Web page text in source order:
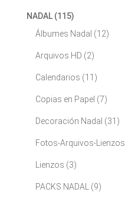
NADAL (115)
Álbumes Nadal (12)
Arquivos HD (2)
Calendarios (11)
Copias en Papel (7)
Decoración Nadal (31)
Fotos-Arquivos-Lienzos
Lienzos (3)
PACKS NADAL (9)